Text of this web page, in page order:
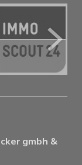
gmbh &